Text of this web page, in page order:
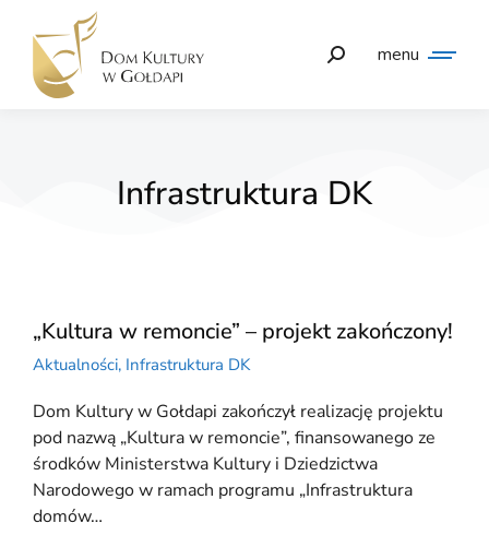
menu
Infrastruktura DK
„Kultura w remoncie” – projekt zakończony!
Aktualności, Infrastruktura DK
Dom Kultury w Gołdapi zakończył realizację projektu
pod nazwą „Kultura w remoncie”, finansowanego ze
środków Ministerstwa Kultury i Dziedzictwa
Narodowego w ramach programu „Infrastruktura
domów…